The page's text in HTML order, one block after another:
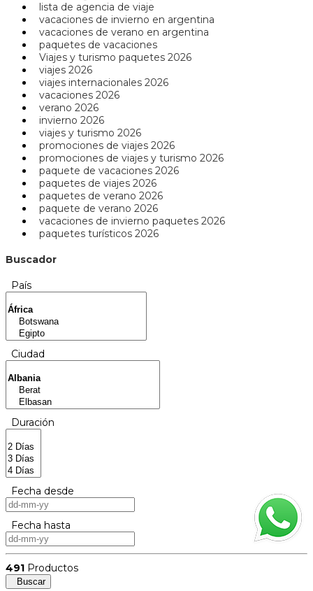
lista de agencia de viaje
vacaciones de invierno en argentina
vacaciones de verano en argentina
paquetes de vacaciones
Viajes y turismo paquetes 2026
viajes 2026
viajes internacionales 2026
vacaciones 2026
verano 2026
invierno 2026
viajes y turismo 2026
promociones de viajes 2026
promociones de viajes y turismo 2026
paquete de vacaciones 2026
paquetes de viajes 2026
paquetes de verano 2026
paquete de verano 2026
vacaciones de invierno paquetes 2026
paquetes turísticos 2026
Buscador
País
Ciudad
Duración
Fecha desde
Fecha hasta
491 Productos
Buscar